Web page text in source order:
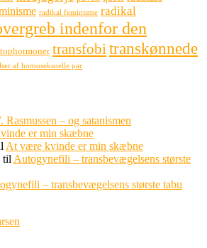
radikal feminisme radikal
indenfor den
transfobi transkønnede
af homoseksuelle par
Rasmussen – og satanismen
er min skæbne
At være kvinde er min skæbne
til Autogynefili – transbevægelsens største
– transbevægelsens største tabu